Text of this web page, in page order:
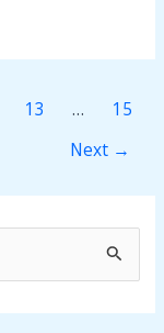
13 …
15
Next →